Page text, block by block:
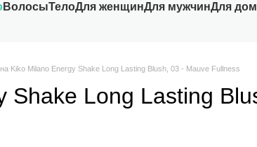
ВолосыТелоДля женщинДля мужчинДля
Kiko Milano Energy Shake Long Lasting Blush, 03 - Mauve Fullness
Shake Long Lasting